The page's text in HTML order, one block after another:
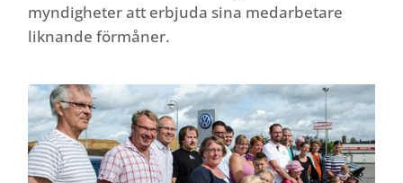
myndigheter att erbjuda sina medarbetare
liknande förmåner.